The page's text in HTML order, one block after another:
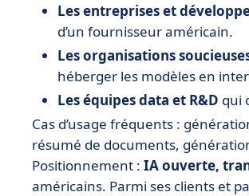
Les entreprises et
d’un fournisseur américain.
Les organisations
héberger les modèles en
Les équipes data et R&D qui
Cas d’usage fréquents :
résumé de documents,
Positionnement : IA ouverte,
américains. Parmi ses clients et